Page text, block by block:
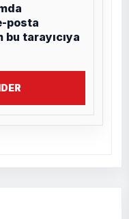
posta
tarayıcıya